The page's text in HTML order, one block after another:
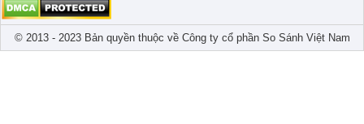
© 2013 - 2023 Bản quyền thuộc về Công ty cổ phần So Sánh Việt Nam